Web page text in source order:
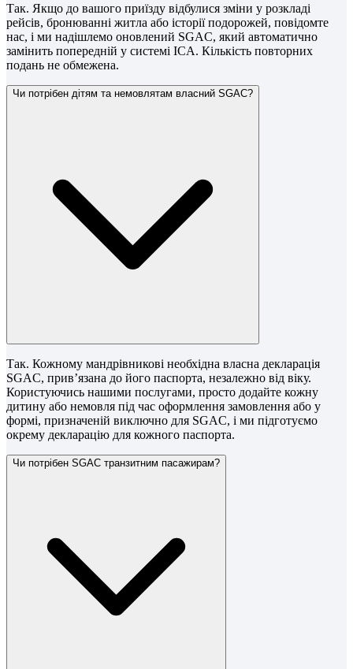
Так. Якщо до вашого приїзду відбулися зміни у розкладі
рейсів, бронюванні житла або історії подорожей, повідомте
нас, і ми надішлемо оновлений SGAC, який автоматично
замінить попередній у системі ICA. Кількість повторних
подань не обмежена.
Чи потрібен дітям та немовлятам власний SGAC?
Так. Кожному мандрівникові необхідна власна декларація
SGAC, прив’язана до його паспорта, незалежно від віку.
Користуючись нашими послугами, просто додайте кожну
дитину або немовля під час оформлення замовлення або у
формі, призначеній виключно для SGAC, і ми підготуємо
окрему декларацію для кожного паспорта.
Чи потрібен SGAC транзитним пасажирам?